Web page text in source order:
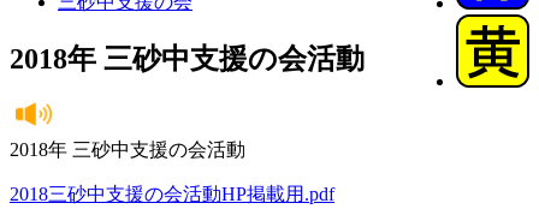
2018年 三砂中支援の会活動
2018年 三砂中支援の会活動
2018三砂中支援の会活動HP掲載用.pdf